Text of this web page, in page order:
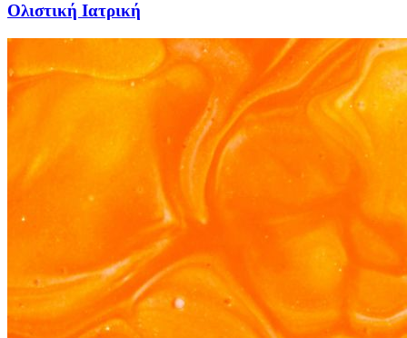
Ολιστική Ιατρική